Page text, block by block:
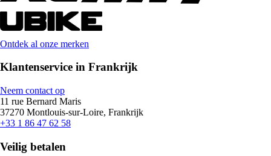
Ontdek al onze merken
Klantenservice in Frankrijk
Neem contact op
11 rue Bernard Maris
37270 Montlouis-sur-Loire, Frankrijk
+33 1 86 47 62 58
Veilig betalen